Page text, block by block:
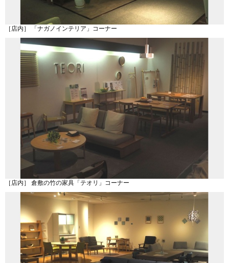
［店内］ 「ナガノインテリア」コーナー
［店内］ 倉敷の竹の家具「テオリ」コーナー